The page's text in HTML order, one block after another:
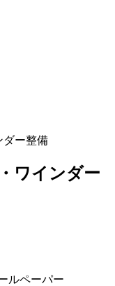
ダー整備
ワインダー
ルペーパー